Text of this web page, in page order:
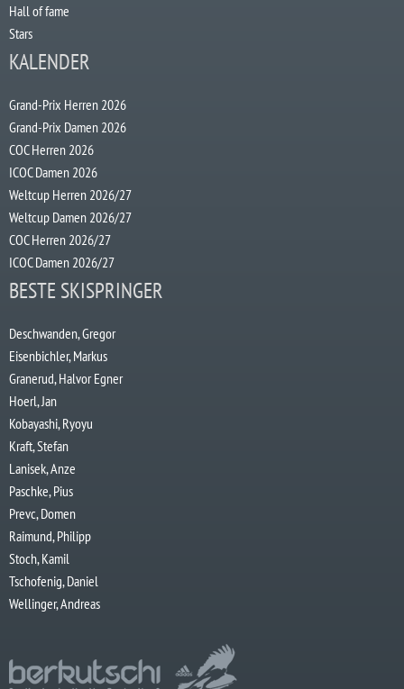
Hall of fame
Stars
KALENDER
Grand-Prix Herren 2026
Grand-Prix Damen 2026
COC Herren 2026
ICOC Damen 2026
Weltcup Herren 2026/27
Weltcup Damen 2026/27
COC Herren 2026/27
ICOC Damen 2026/27
BESTE SKISPRINGER
Deschwanden, Gregor
Eisenbichler, Markus
Granerud, Halvor Egner
Hoerl, Jan
Kobayashi, Ryoyu
Kraft, Stefan
Lanisek, Anze
Paschke, Pius
Prevc, Domen
Raimund, Philipp
Stoch, Kamil
Tschofenig, Daniel
Wellinger, Andreas